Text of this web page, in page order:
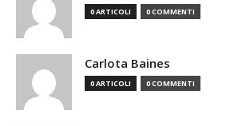
0 ARTICOLI 0 COMMENTI
Carlota Baines
0 ARTICOLI 0 COMMENTI